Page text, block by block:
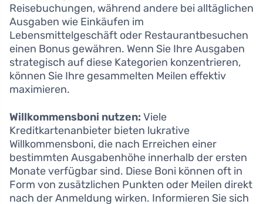
Reisebuchungen, während andere bei alltäglichen
Ausgaben wie Einkäufen im
Lebensmittelgeschäft oder Restaurantbesuchen
einen Bonus gewähren. Wenn Sie Ihre Ausgaben
strategisch auf diese Kategorien konzentrieren,
können Sie Ihre gesammelten Meilen effektiv
maximieren.
Willkommensboni nutzen: Viele
Kreditkartenanbieter bieten lukrative
Willkommensboni, die nach Erreichen einer
bestimmten Ausgabenhöhe innerhalb der ersten
Monate verfügbar sind. Diese Boni können oft in
Form von zusätzlichen Punkten oder Meilen direkt
nach der Anmeldung wirken. Informieren Sie sich